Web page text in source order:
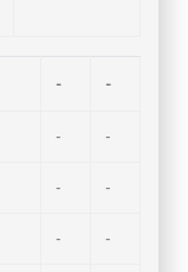
- -
- -
- -
- -